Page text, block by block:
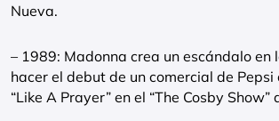
Nueva.
– 1989: Madonna crea un escándalo en
hacer el debut de un comercial de Pepsi
“Like A Prayer” en el “The Cosby Show”